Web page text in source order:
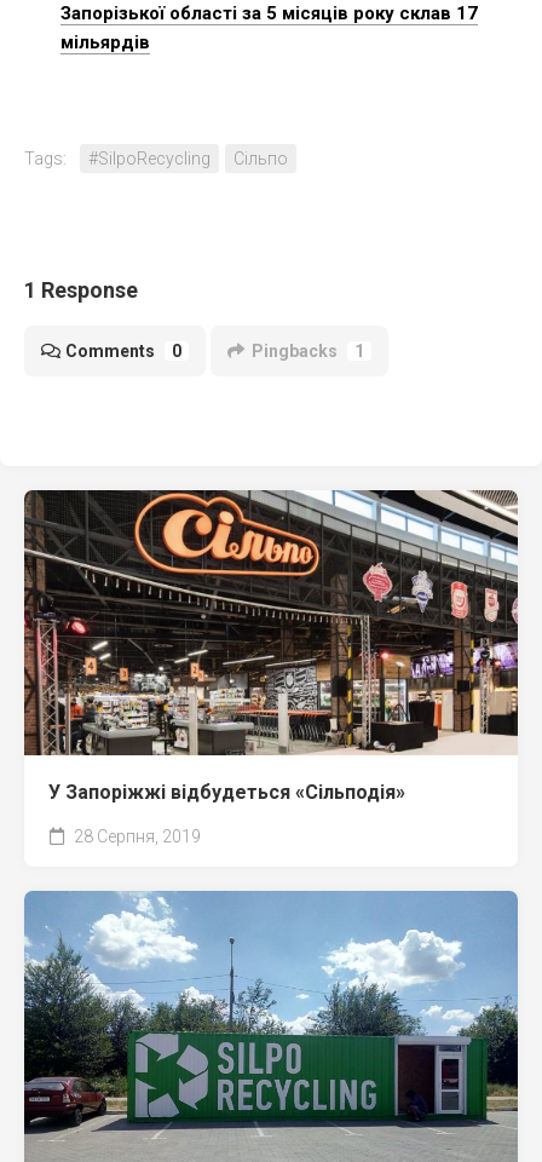
Запорізької області за 5 місяців року склав 17
мільярдів
Tags: #SilpoRecycling Сільпо
1 Response
Comments 0 Pingbacks 1
У Запоріжжі відбудеться «Сільподія»
28 Серпня, 2019